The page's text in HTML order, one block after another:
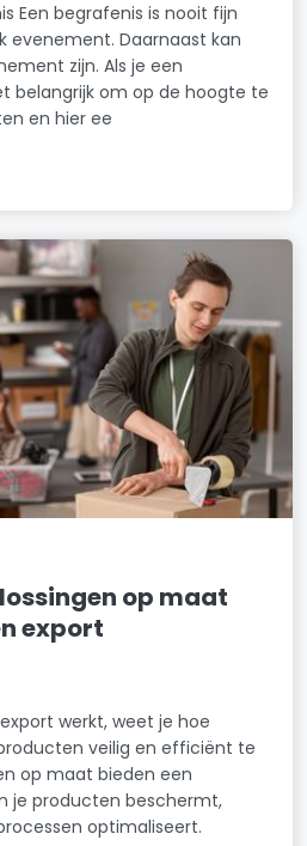
Een begrafenis is nooit fijn
evenement. Daarnaast kan
zijn. Als je een
belangrijk om op de hoogte te
en hier ee
op maat
export
werkt, weet je hoe
veilig en efficiënt te
op maat bieden een
je producten beschermt,
optimaliseert.